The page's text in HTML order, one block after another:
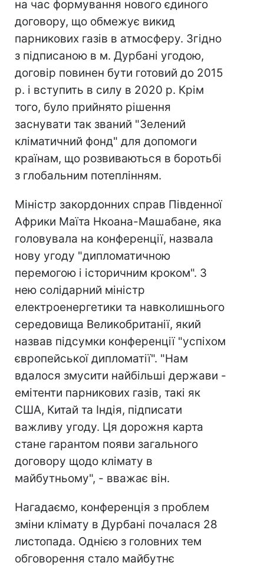
на час формування нового єдиного
договору, що обмежує викид
парникових газів в атмосферу. Згідно
з підписаною в м. Дурбані угодою,
договір повинен бути готовий до 2015
р. і вступить в силу в 2020 р. Крім
того, було прийнято рішення
заснувати так званий "Зелений
кліматичний фонд" для допомоги
країнам, що розвиваються в боротьбі
з глобальним потеплінням.
Міністр закордонних справ Південної
Африки Маїта Нкоана-Машабане, яка
головувала на конференції, назвала
нову угоду "дипломатичною
перемогою і історичним кроком". З
нею солідарний міністр
електроенергетики та навколишнього
середовища Великобританії, який
назвав підсумки конференції "успіхом
європейської дипломатії". "Нам
вдалося змусити найбільші держави -
емітенти парникових газів, такі як
США, Китай та Індія, підписати
важливу угоду. Ця дорожня карта
стане гарантом появи загального
договору щодо клімату в
майбутньому", - вважає він.
Нагадаємо, конференція з проблем
зміни клімату в Дурбані почалася 28
листопада. Однією з головних тем
обговорення стало майбутнє